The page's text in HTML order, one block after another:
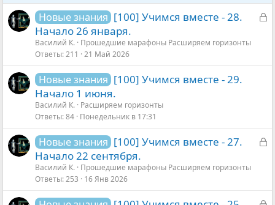
З
ы
Новые знания [100] Учимся вместе - 28.
Начало 26 января.
Василий К. Прошедшие марафоны Расширяем горизонты
Ответы 211 21 Май 2026
Новые знания [100] Учимся вместе - 29.
Начало 1 июня.
Василий К. Расширяем горизонты
Ответы 84 Понедельник в 17:31
З
ы
Новые знания [100] Учимся вместе - 27.
Начало 22 сентября.
Василий К. Прошедшие марафоны Расширяем горизонты
Ответы 253 16 Янв 2026